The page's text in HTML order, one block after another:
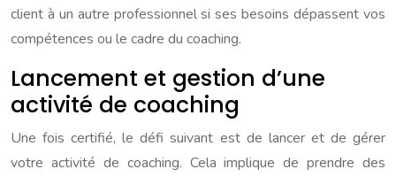
client à un autre professionnel si ses besoins dépassent vos
compétences ou le cadre du coaching.
Lancement et gestion d’une
activité de coaching
Une fois certifié, le défi suivant est de lancer et de gérer
votre activité de coaching. Cela implique de prendre des